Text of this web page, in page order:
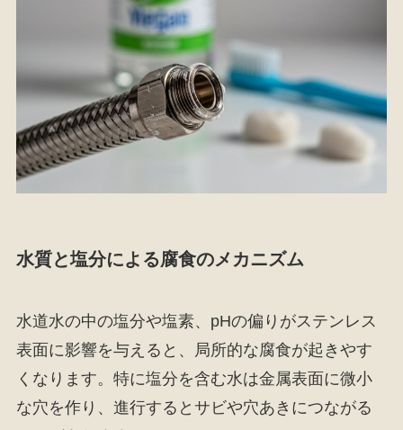
水質と塩分による腐食のメカニズム
水道水の中の塩分や塩素、pHの偏りがステンレス
表面に影響を与えると、局所的な腐食が起きやす
くなります。特に塩分を含む水は金属表面に微小
な穴を作り、進行するとサビや穴あきにつながる